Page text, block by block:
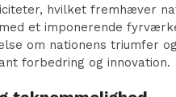
hvilket fremhæver
et imponerende
om nationens triumfer
forbedring og innovation.